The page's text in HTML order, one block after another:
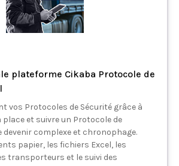
plateforme Cikaba Protocole de
vos Protocoles de Sécurité grâce à
place et suivre un Protocole de
devenir complexe et chronophage.
papier, les fichiers Excel, les
transporteurs et le suivi des